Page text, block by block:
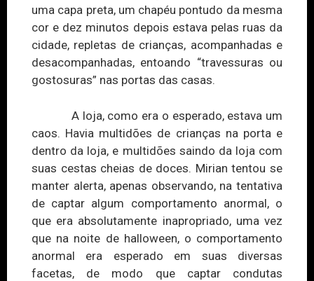
uma capa preta, um chapéu pontudo da mesma
cor e dez minutos depois estava pelas ruas da
cidade, repletas de crianças, acompanhadas e
desacompanhadas, entoando “travessuras ou
gostosuras” nas portas das casas.
A loja, como era o esperado, estava um
caos. Havia multidões de crianças na porta e
dentro da loja, e multidões saindo da loja com
suas cestas cheias de doces. Mirian tentou se
manter alerta, apenas observando, na tentativa
de captar algum comportamento anormal, o
que era absolutamente inapropriado, uma vez
que na noite de halloween, o comportamento
anormal era esperado em suas diversas
facetas, de modo que captar condutas